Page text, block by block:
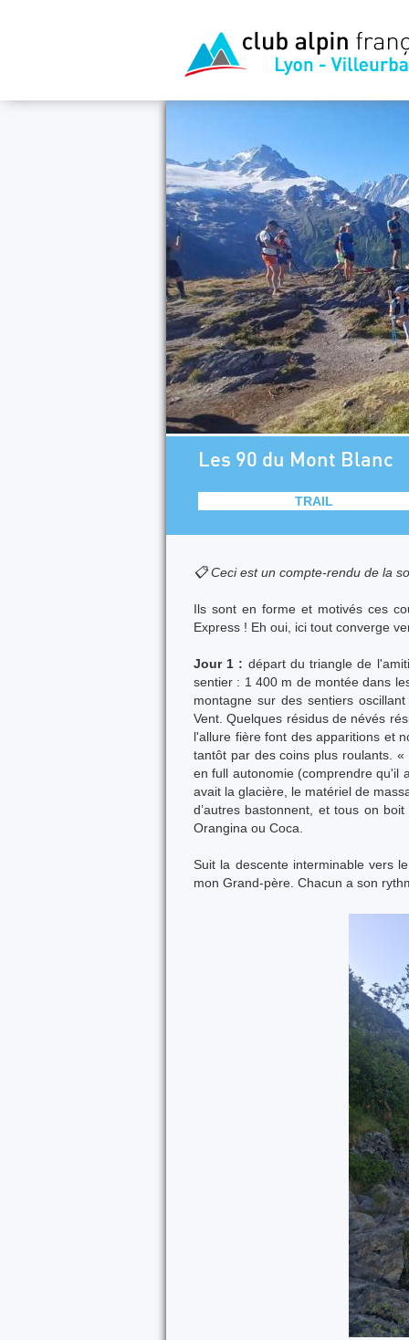
Les 90 du Mont Blanc
TRAIL
📋 Ceci est un compte-rendu de la
Ils sont en forme et motivés ces
Express ! Eh oui, ici tout converge
Jour 1 : départ du triangle de
sentier : 1 400 m de montée dans
montagne sur des sentiers
Vent. Quelques résidus de névés
l'allure fière font des apparitions et
tantôt par des coins plus roulants.
en full autonomie (comprendre qu'il
avait la glacière, le matériel de
d’autres bastonnent, et tous on
Orangina ou Coca.
Suit la descente interminable vers
mon Grand-père. Chacun a son